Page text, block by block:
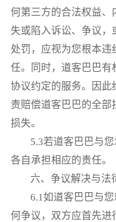
何第三方的合法权益、
失或陷入诉讼、争议
处罚，应视为您根本
任。同时，道客巴巴有
协议约定的服务。因此
责赔偿道客巴巴的全
损失。
5.3若道客巴巴与
各自承担相应的责任。
六、争议解决与法
6.1如道客巴巴与
何争议，双方应首先进